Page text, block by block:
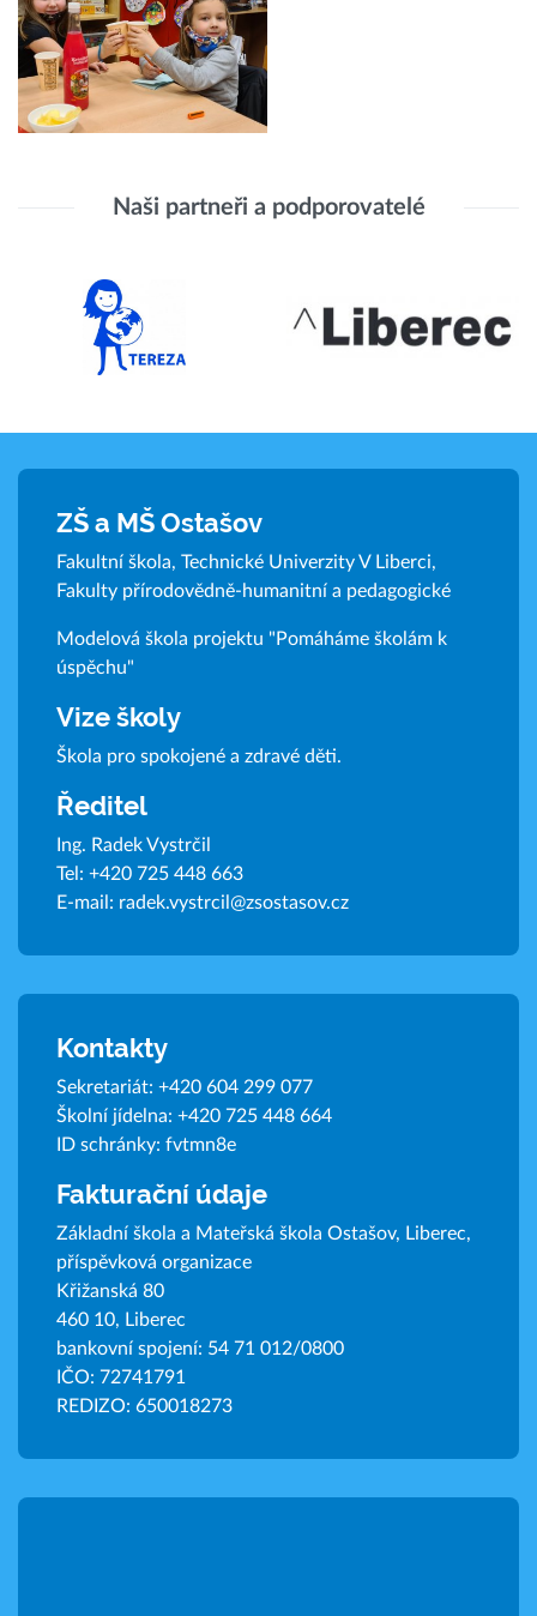
Naši partneři a podporovatelé
ZŠ a MŠ Ostašov
Fakultní škola, Technické Univerzity V Liberci,
Fakulty přírodovědně-humanitní a pedagogické
Modelová škola projektu "Pomáháme školám k
úspěchu"
Vize školy
Škola pro spokojené a zdravé děti.
Ředitel
Ing. Radek Vystrčil
Tel: +420 725 448 663
E-mail: radek.vystrcil@zsostasov.cz
Kontakty
Sekretariát: +420 604 299 077
Školní jídelna: +420 725 448 664
ID schránky: fvtmn8e
Fakturační údaje
Základní škola a Mateřská škola Ostašov, Liberec,
příspěvková organizace
Křižanská 80
460 10, Liberec
bankovní spojení: 54 71 012/0800
IČO: 72741791
REDIZO: 650018273